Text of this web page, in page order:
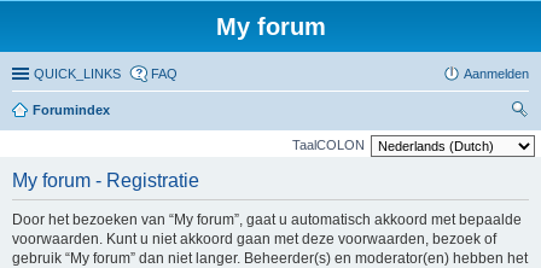
My forum
QUICK_LINKS FAQ Aanmelden
Forumindex
oe
n
TaalCOLON
My forum - Registratie
Door het bezoeken van “My forum”, gaat u automatisch akkoord met bepaalde
voorwaarden. Kunt u niet akkoord gaan met deze voorwaarden, bezoek of
gebruik “My forum” dan niet langer. Beheerder(s) en moderator(en) hebben het